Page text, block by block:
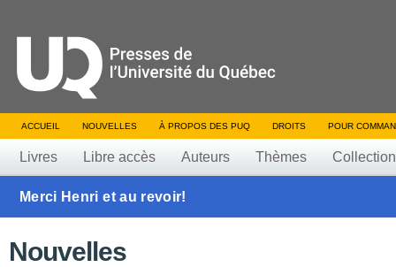
ACCUEIL NOUVELLES À PROPOS DES PUQ DROITS POUR
Livres Libre accès Auteurs Thèmes
Merci Henri et au revoir!
Nouvelles